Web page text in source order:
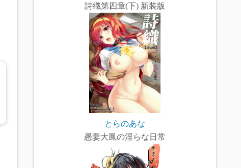
詩織第四章(下) 新装版
とらのあな
愚妻大鳳の淫らな日常